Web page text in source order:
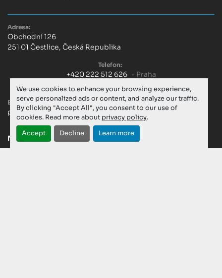
We use cookies to enhance your browsing experience,
serve personalized ads or content, and analyze our traffic.
By clicking "Accept All", you consent to our use of
cookies. Read more about privacy policy.
Accept Decline Learn more
Adresa:
Obchodní 126
251 01 Čestlice, Česká Republika
Telefon:
+420 222 512 626 - Praha
+420 603 299 756
- Servis
E-mail:
praha@formica-cz.cz
NOVÉ STROJE